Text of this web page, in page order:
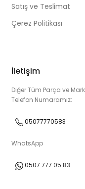
Satış ve Teslimat
Çerez Politikası
İletişim
Diğer Tüm Parça ve
Telefon Numaramız:
05077770583
WhatsApp
0507 777 05 83